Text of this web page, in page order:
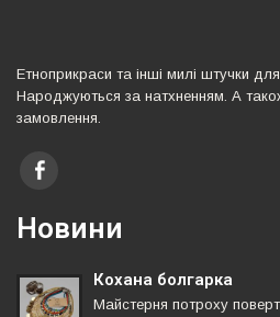
Етноприкраси та iншi милi штучки
Народжуються за натхненням. А
замовлення.
Новини
Кохана болгарка
Майстерня потроху